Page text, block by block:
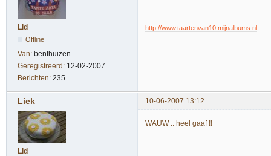
Lid
Offline
Van: benthuizen
Geregistreerd: 12-02-2007
Berichten: 235
http://www.taartenvan10.mijnalbums.nl
Liek 10-06-2007 13:12
Lid
WAUW .. heel gaaf !!